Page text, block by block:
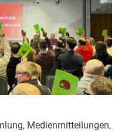
Medienmitteilungen,